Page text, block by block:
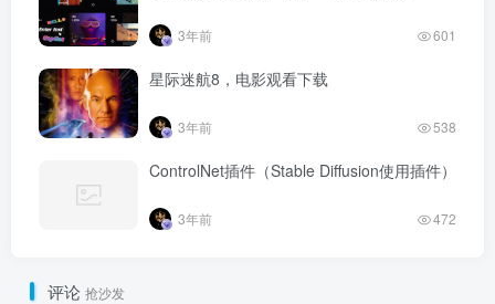
3年前 601
星际迷航8，电影观看下载
3年前 538
ControlNet插件（Stable Diffusion使用插件）
3年前 472
评论 抢沙发